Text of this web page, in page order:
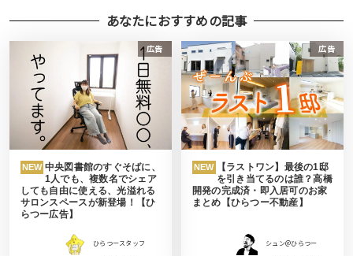
あなたにおすすめの記事
広告
NEW 中央図書館のすぐそばに、
1人でも、複数名でシェア
しても自由に使える、光溢れる
サロンスペースが新登場！【ひ
らつー広告】
ひらつースタッフ
広告
NEW
【ラストワン】最後の1邸
を引き当てるのは誰？高橋
開発の完成済・即入居可のお家
まとめ【ひらつー不動産】
シュン@ひらつー